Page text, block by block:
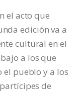
el acto que
edición va a
cultural en el
a los que
el pueblo y a los
de